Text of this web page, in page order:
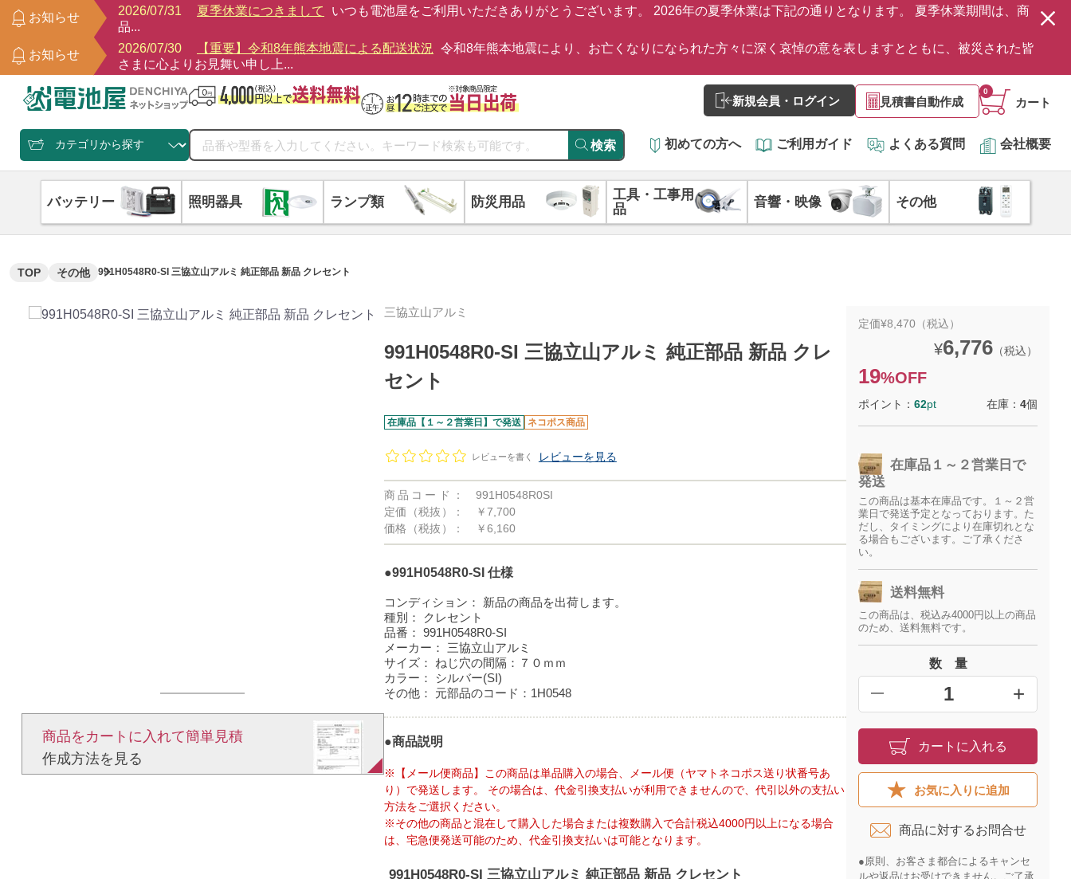
お知らせ
2026/07/31 夏季休業につきまして
いつも電池屋をご利用いただきありがとうございます。 2026年の夏季休業は下記の通りとなります。 夏季休業期間は、商
品...
お知らせ
2026/07/30 【重要】令和8年熊本地震による配送状況 令和8年熊本地震により、お亡くなりになられた方々に深く哀悼の意を表しますとともに、被災された皆
さまに心よりお見舞い申し上...
新規会員・ログイン 見積書自動作成 カート
0
検索 初めての方へ ご利用ガイド よくある質問 会社概要
バッテリー 照明器具 ランプ類 防災用品
工具・工事用
品
音響・映像 その他
TOP その他 991H0548R0-SI 三協立山アルミ 純正部品 新品 クレセント
商品をカートに入れて簡単見積​
作成方法を見る​​
三協立山アルミ
991H0548R0-SI 三協立山アルミ 純正部品 新品 クレ
セント
在庫品【１～２営業日】で発送 ネコポス商品
レビューを書く レビューを見る
商品コード：
991H0548R0SI
定価（税抜）：
￥7,700
価格（税抜）：
￥6,160
●991H0548R0-SI 仕様
コンディション：
新品の商品を出荷します。
種別：
クレセント
品番： 991H0548R0-SI
メーカー：
三協立山アルミ
サイズ：
ねじ穴の間隔：７０ｍｍ
カラー：
シルバー(SI)
その他：
元部品のコード：1H0548
●商品説明
※【メール便商品】この商品は単品購入の場合、メール便（ヤマトネコポス送り状番号あ
り）で発送します。 その場合は、代金引換支払いが利用できませんので、代引以外の支払い
方法をご選択ください。
※その他の商品と混在して購入した場合または複数購入で合計税込4000円以上になる場合
は、宅急便発送可能のため、代金引換支払いは可能となります。
991H0548R0-SI 三協立山アルミ 純正部品 新品 クレセント
定価¥8,470（税込）
¥6,776 （税込）
19%OFF
ポイント：62pt 在庫：4個
在庫品１～２営業日で
発送
この商品は基本在庫品です。１～２営
業日で発送予定となっております。た
だし、タイミングにより在庫切れとな
る場合もございます。ご了承くださ
い。
送料無料
この商品は、税込み4000円以上の商品
のため、送料無料です。
数 量
━ +
カートに入れる
お気に入りに追加
商品に対するお問合せ​
●原則、お客さま都合によるキャンセ
ルや返品はお受けできません。ご了承